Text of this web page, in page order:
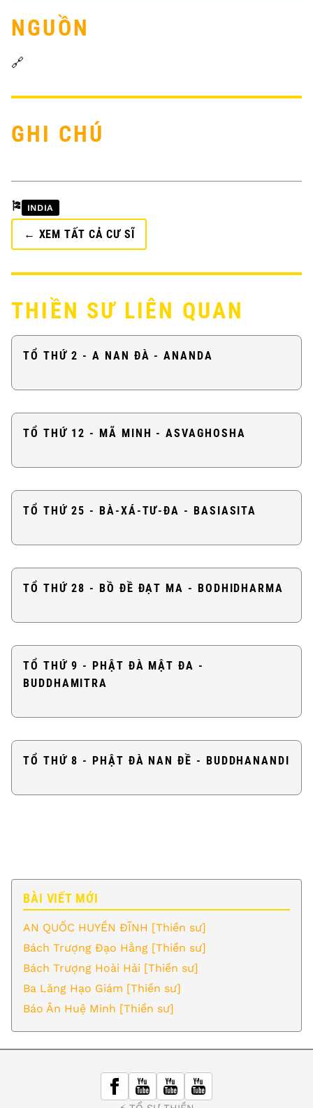
NGUỒN
🔗
GHI CHÚ
🎏 INDIA
← XEM TẤT CẢ CƯ SĨ
THIỀN SƯ LIÊN QUAN
TỔ THỨ 2 - A NAN ĐÀ - ANANDA
TỔ THỨ 12 - MÃ MINH - ASVAGHOSHA
TỔ THỨ 25 - BÀ-XÁ-TƯ-ĐA - BASIASITA
TỔ THỨ 28 - BỒ ĐỀ ĐẠT MA - BODHIDHARMA
TỔ THỨ 9 - PHẬT ĐÀ MẬT ĐA -
BUDDHAMITRA
TỔ THỨ 8 - PHẬT ĐÀ NAN ĐỀ - BUDDHANANDI
BÀI VIẾT MỚI
AN QUỐC HUYỀN ĐĨNH [Thiền sư]
Bách Trượng Đạo Hằng [Thiền sư]
Bách Trượng Hoài Hải [Thiền sư]
Ba Lăng Hạo Giám [Thiền sư]
Báo Ân Huệ Minh [Thiền sư]